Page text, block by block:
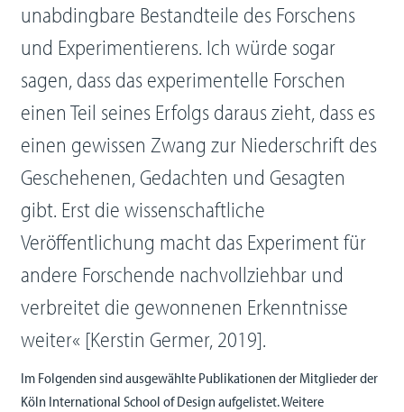
unabdingbare Bestandteile des Forschens
und Experimen­tierens. Ich würde sogar
sagen, dass das experimentelle Forschen
einen Teil seines Erfolgs daraus zieht, dass es
einen gewissen Zwang zur Niederschrift des
Geschehenen, Gedachten und Gesag­ten
gibt. Erst die wissenschaftliche
Veröffentlichung macht das Experiment für
andere Forschende nachvollziehbar und
verbreitet die gewonnenen Erkenntnisse
weiter« [Kerstin Germer, 2019].
Im Folgenden sind ausgewählte Publikationen der Mitglieder der
Köln International School of Design aufgelistet. Weitere